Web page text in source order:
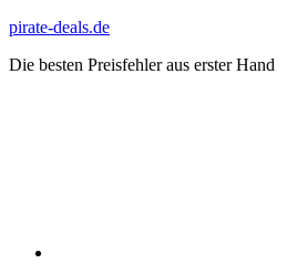
Zum
springen
pirate-deals.de
Die besten Preisfehler aus erster Hand